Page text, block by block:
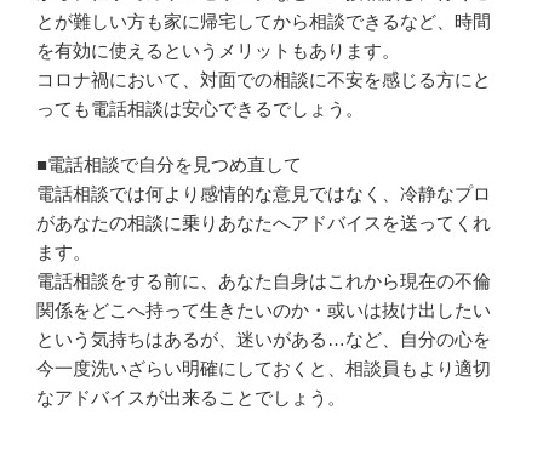
とが難しい方も家に帰宅してから相談できるなど、時間
を有効に使えるというメリットもあります。
コロナ禍において、対面での相談に不安を感じる方にと
っても電話相談は安心できるでしょう。
■電話相談で自分を見つめ直して
電話相談では何より感情的な意見ではなく、冷静なプロ
があなたの相談に乗りあなたへアドバイスを送ってくれ
ます。
電話相談をする前に、あなた自身はこれから現在の不倫
関係をどこへ持って生きたいのか・或いは抜け出したい
という気持ちはあるが、迷いがある…など、自分の心を
今一度洗いざらい明確にしておくと、相談員もより適切
なアドバイスが出来ることでしょう。